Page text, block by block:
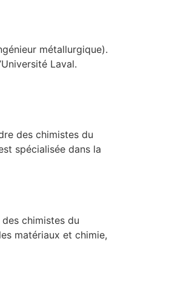
métallurgique).
Laval.
des chimistes du
spécialisée dans la
chimistes du
matériaux et chimie,